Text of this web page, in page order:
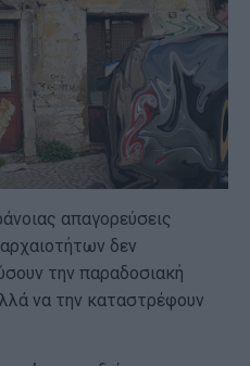
απαγορεύσεις
δεν
την παραδοσιακή
να την καταστρέφουν